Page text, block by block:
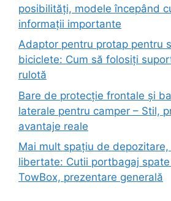
posibilități, modele începând
informații importante
Adaptor pentru protap pentru
biciclete: Cum să folosiți
rulotă
Bare de protecție frontale și
laterale pentru camper – Stil,
avantaje reale
Mai mult spațiu de
libertate: Cutii portbagaj
TowBox, prezentare generală